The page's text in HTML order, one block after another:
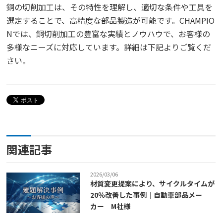
銅の切削加工は、その特性を理解し、適切な条件や工具を
選定することで、高精度な部品製造が可能です。CHAMPIO
Nでは、銅切削加工の豊富な実績とノウハウで、お客様の
多様なニーズに対応しています。詳細は下記よりご覧くだ
さい。
関連記事
2026/03/06
材質変更提案により、サイクルタイムが
20％改善した事例｜自動車部品メー
カー M社様